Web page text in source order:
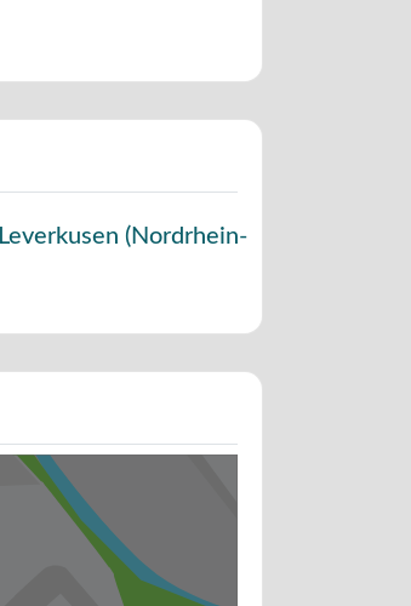
Leverkusen ( Nordrhein-